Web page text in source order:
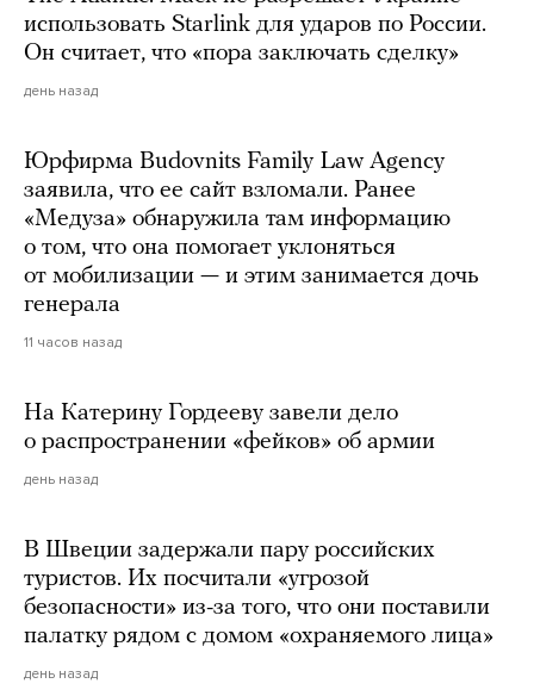
использовать Starlink для ударов по России.
Он считает, что «пора заключать сделку»
день назад
Юрфирма Budovnits Family Law Agency
заявила, что ее сайт взломали. Ранее
«Медуза» обнаружила там информацию
о том, что она помогает уклоняться
от мобилизации — и этим занимается дочь
генерала
11 часов назад
На Катерину Гордееву завели дело
о распространении «фейков» об армии
день назад
В Швеции задержали пару российских
туристов. Их посчитали «угрозой
безопасности» из-за того, что они поставили
палатку рядом с домом «охраняемого лица»
день назад